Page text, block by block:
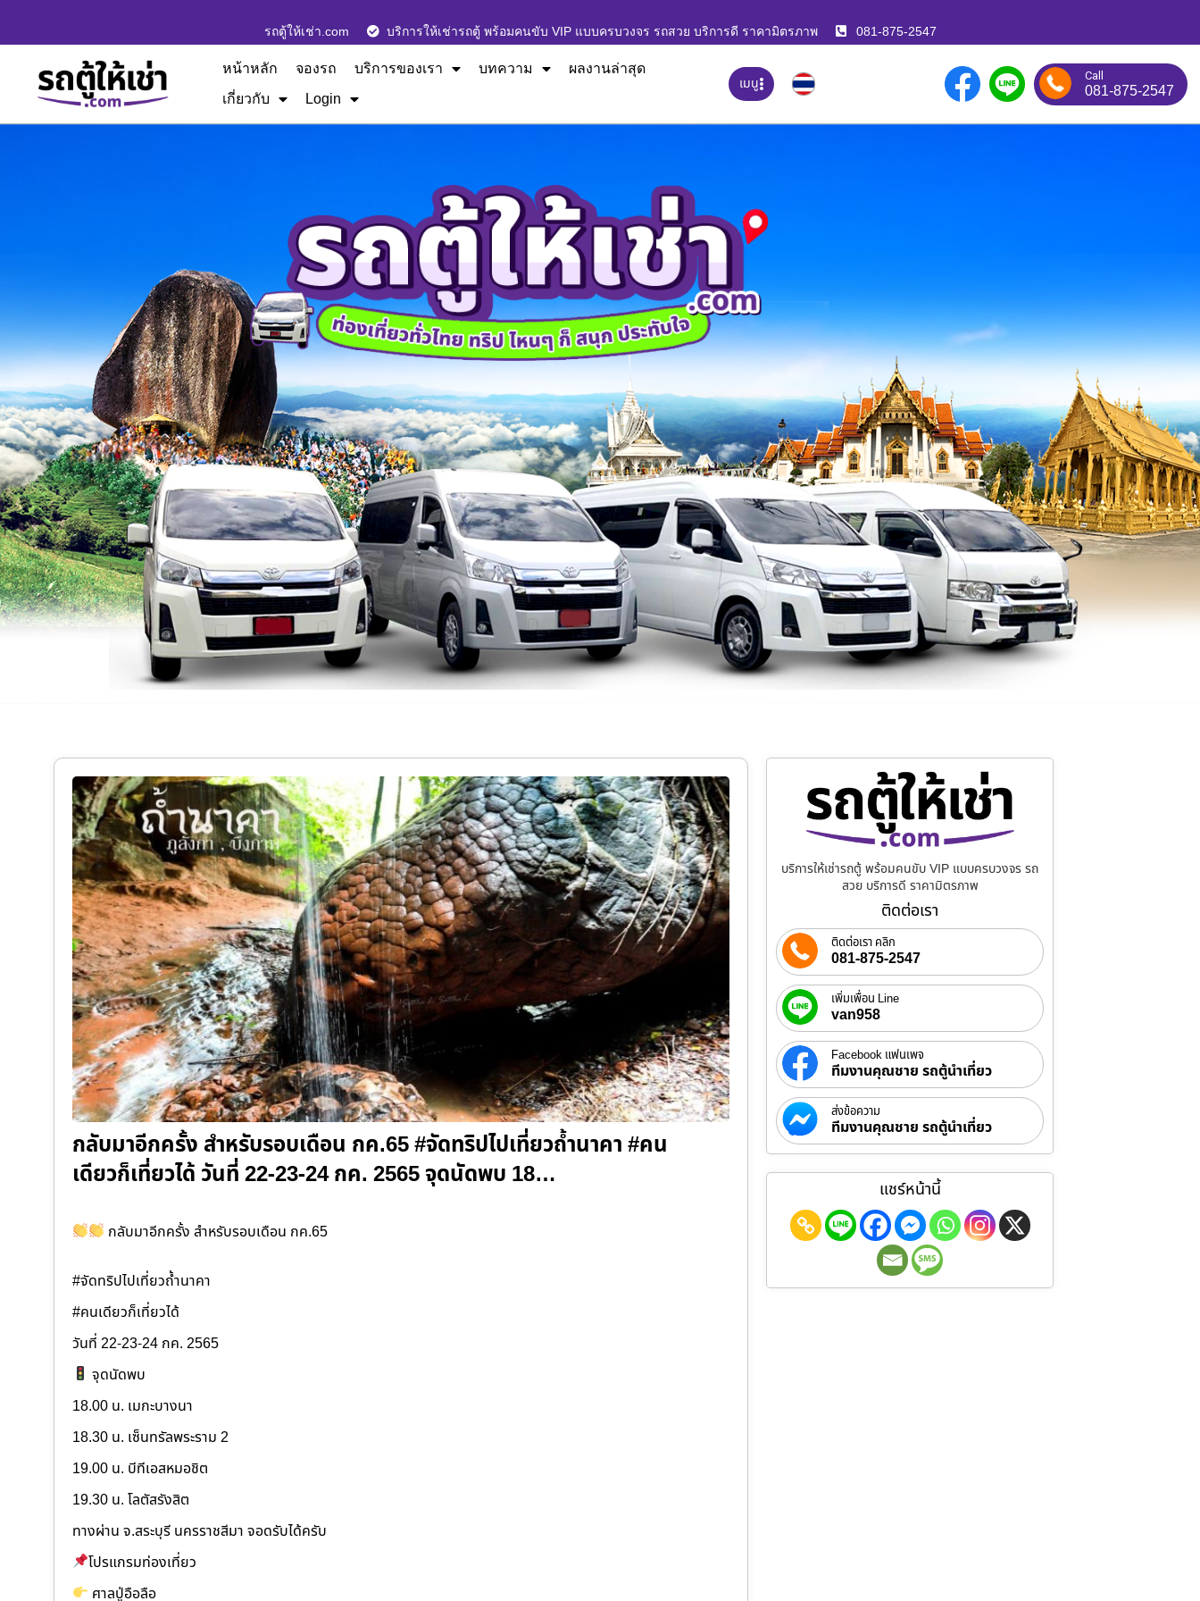
รถตู้ให้เช่า.com บริการให้เช่ารถตู้ พร้อมคนขับ VIP แบบครบวงจร รถสวย บริการดี ราคามิตรภาพ 081-875-2547
หน้าหลัก จองรถ บริการของเรา บทความ
ผลงานล่าสุด
เกี่ยวกับ
Login
เมนู Call
081-875-2547
กลับมาอีกครั้ง สำหรับรอบเดือน กค.65 #จัดทริปไปเที่ยวถ้ำนาคา #คน
เดียวก็เที่ยวได้ วันที่ 22-23-24 กค. 2565 จุดนัดพบ 18…
กลับมาอีกครั้ง สำหรับรอบเดือน กค.65
#จัดทริปไปเที่ยวถ้ำนาคา
#คนเดียวก็เที่ยวได้
วันที่ 22-23-24 กค. 2565
จุดนัดพบ
18.00 น. เมกะบางนา
18.30 น. เซ็นทรัลพระราม 2
19.00 น. บีทีเอสหมอชิต
19.30 น. โลตัสรังสิต
ทางผ่าน จ.สระบุรี นครราชสีมา จอดรับได้ครับ
โปรแกรมท่องเที่ยว
ศาลปู่อือลือ
บริการให้เช่ารถตู้ พร้อมคนขับ VIP แบบครบวงจร รถ
สวย บริการดี ราคามิตรภาพ
ติดต่อเรา
ติดต่อเรา คลิก
081-875-2547
เพิ่มเพื่อน Line
van958
Facebook แฟนเพจ
ทีมงานคุณชาย รถตู้นำเที่ยว
ส่งข้อความ
ทีมงานคุณชาย รถตู้นำเที่ยว
แชร์หน้านี้